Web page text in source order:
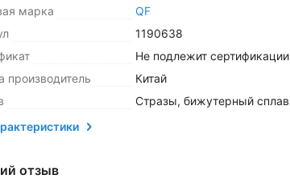
марка
QF
1190638
Не подлежит сертификации
производитель
Китай
Стразы, бижутерный сплав
отзыв